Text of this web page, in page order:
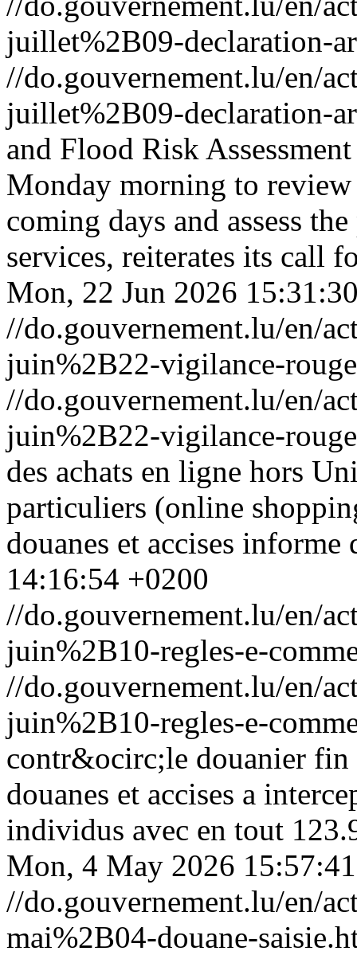
juillet%2B09-declaration-
//do.gouvernement.lu/en/
juillet%2B09-declaration-
and Flood Risk
Monday morning to review
coming days and assess
services, reiterates its call
Mon, 22 Jun 2026
//do.gouvernement.lu/en/
juin%2B22-vigilance-
//do.gouvernement.lu/en/
juin%2B22-vigilance-
des achats en ligne hors
particuliers (online
douanes et accises informe
14:16:54 +0200
//do.gouvernement.lu/en/
juin%2B10-regles-e-
//do.gouvernement.lu/en/
juin%2B10-regles-e-
contr&ocirc;le douanier
douanes et accises a
individus avec en tout
Mon, 4 May 2026
//do.gouvernement.lu/en/
mai%2B04-douane-